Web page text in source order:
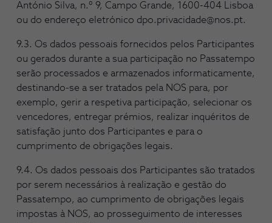
António Silva, n.º 9, Campo Grande, 1600-404 Lisboa
ou do endereço eletrónico dpo.privacidade@nos.pt.
9.3. Os dados pessoais fornecidos pelos Participantes
ou gerados durante a sua participação no Passatempo
serão processados e armazenados informaticamente,
destinando-se a ser tratados pela NOS para, por
exemplo, gerir a respetiva participação, selecionar os
vencedores, entregar prémios, realizar inquéritos de
satisfação junto dos Participantes e para o
cumprimento de obrigações legais.
9.4. Os dados pessoais dos Participantes são tratados
por serem necessários à realização e gestão do
Passatempo, ao cumprimento de obrigações legais
impostas à NOS, ao prosseguimento de interesses